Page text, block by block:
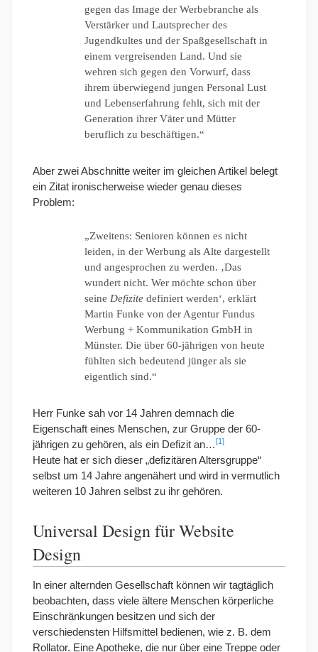
gegen das Image der Werbebranche als
Verstärker und Lautsprecher des
Jugendkultes und der Spaßgesellschaft in
einem vergreisenden Land. Und sie
wehren sich gegen den Vorwurf, dass
ihrem überwiegend jungen Personal Lust
und Lebenserfahrung fehlt, sich mit der
Generation ihrer Väter und Mütter
beruflich zu beschäftigen.“
Aber zwei Abschnitte weiter im gleichen Artikel belegt
ein Zitat ironischerweise wieder genau dieses
Problem:
„Zweitens: Senioren können es nicht
leiden, in der Werbung als Alte dargestellt
und angesprochen zu werden. ‚Das
wundert nicht. Wer möchte schon über
seine Defizitedefiniert werden‘, erklärt
Martin Funke von der Agentur Fundus
Werbung + Kommunikation GmbH in
Münster. Die über 60-jährigen von heute
fühlten sich bedeutend jünger als sie
eigentlich sind.“
Herr Funke sah vor 14 Jahren demnach die
Eigenschaft eines Menschen, zur Gruppe der 60-
jährigen zu gehören, als ein Defizit an…[1]
Heute hat er sich dieser „defizitären Altersgruppe“
selbst um 14 Jahre angenähert und wird in vermutlich
weiteren 10 Jahren selbst zu ihr gehören.
Universal Design für Website
Design
In einer alternden Gesellschaft können wir tagtäglich
beobachten, dass viele ältere Menschen körperliche
Einschränkungen besitzen und sich der
verschiedensten Hilfsmittel bedienen, wie z. B. dem
Rollator. Eine Apotheke, die nur über eine Treppe oder